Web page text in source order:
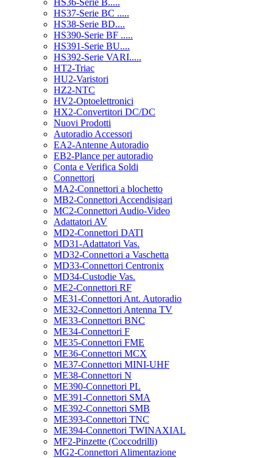
HS36-Serie B.....
HS37-Serie BC .....
HS38-Serie BD....
HS390-Serie BF .....
HS391-Serie BU....
HS392-Serie VARI.....
HT2-Triac
HU2-Varistori
HZ2-NTC
HV2-Optoelettronici
HX2-Convertitori DC/DC
Nuovi Prodotti
Autoradio Accessori
EA2-Antenne Autoradio
EB2-Plance per autoradio
Conta e Verifica Soldi
Connettori
MA2-Connettori a blochetto
MB2-Connettori Accendisigari
MC2-Connettori Audio-Video
Adattatori AV
MD2-Connettori DATI
MD31-Adattatori Vas.
MD32-Connettori a Vaschetta
MD33-Connettori Centronix
MD34-Custodie Vas.
ME2-Connettori RF
ME31-Connettori Ant. Autoradio
ME32-Connettori Antenna TV
ME33-Connettori BNC
ME34-Connettori F
ME35-Connettori FME
ME36-Connettori MCX
ME37-Connettori MINI-UHF
ME38-Connettori N
ME390-Connettori PL
ME391-Connettori SMA
ME392-Connettori SMB
ME393-Connettori TNC
ME394-Connettori TWINAXIAL
MF2-Pinzette (Coccodrilli)
MG2-Connettori Alimentazione